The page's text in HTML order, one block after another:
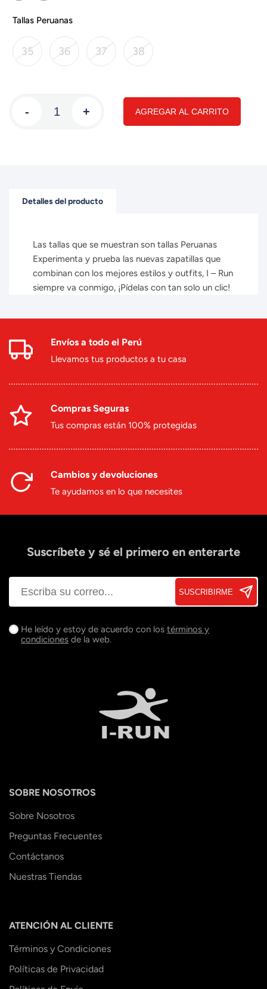
Tallas Peruanas
35 36 37 38
- + AGREGAR AL CARRITO
Detalles del producto
Las tallas que se muestran son tallas Peruanas
Experimenta y prueba las nuevas zapatillas que
combinan con los mejores estilos y outfits, I – Run
siempre va conmigo, ¡Pídelas con tan solo un clic!
Envíos a todo el Perú
Llevamos tus productos a tu casa
Compras Seguras
Tus compras están 100% protegidas
Cambios y devoluciones
Te ayudamos en lo que necesites
Suscríbete y sé el primero en enterarte
SUSCRIBIRME
He leído y estoy de acuerdo con los términos y
condiciones de la web.
SOBRE NOSOTROS
Sobre Nosotros
Preguntas Frecuentes
Contáctanos
Nuestras Tiendas
ATENCIÓN AL CLIENTE
Términos y Condiciones
Políticas de Privacidad